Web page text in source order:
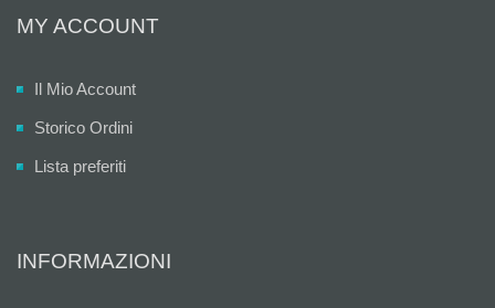
MY ACCOUNT
Il Mio Account
Storico Ordini
Lista preferiti
INFORMAZIONI